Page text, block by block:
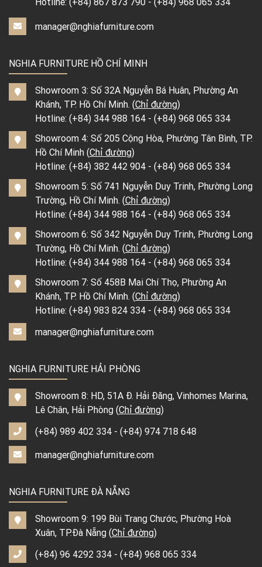
manager@nghiafurniture.com
NGHIA FURNITURE HỒ CHÍ MINH
Showroom 3: Số 32A Nguyễn Bá Huân, Phường An
Khánh, TP. Hồ Chí Minh. (Chỉ đường)
Hotline: (+84) 344 988 164 - (+84) 968 065 334
Showroom 4: Số 205 Cộng Hòa, Phường Tân Bình, TP.
Hồ Chí Minh (Chỉ đường)
Hotline: (+84) 382 442 904 - (+84) 968 065 334
Showroom 5: Số 741 Nguyễn Duy Trinh, Phường Long
Trường, Hồ Chí Minh. (Chỉ đường)
Hotline: (+84) 344 988 164 - (+84) 968 065 334
Showroom 6: Số 342 Nguyễn Duy Trinh, Phường Long
Trường, Hồ Chí Minh. (Chỉ đường)
Hotline: (+84) 344 988 164 - (+84) 968 065 334
Showroom 7: Số 458B Mai Chí Thọ, Phường An
Khánh, TP. Hồ Chí Minh. (Chỉ đường)
Hotline: (+84) 983 824 334 - (+84) 968 065 334
manager@nghiafurniture.com
NGHIA FURNITURE HẢI PHÒNG
Showroom 8: HD, 51A Đ. Hải Đăng, Vinhomes Marina,
Lê Chân, Hải Phòng (Chỉ đường)
(+84) 989 402 334 - (+84) 974 718 648
manager@nghiafurniture.com
NGHIA FURNITURE ĐÀ NẴNG
Showroom 9: 199 Bùi Trang Chước, Phường Hoà
Xuân, TP.Đà Nẵng (Chỉ đường)
(+84) 96 4292 334 - (+84) 968 065 334